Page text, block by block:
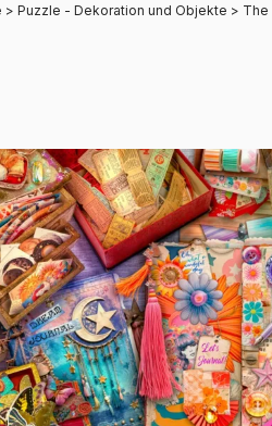
und Künstler
nach Zahlen
> Puzzle - Dekoration und Objekte > The